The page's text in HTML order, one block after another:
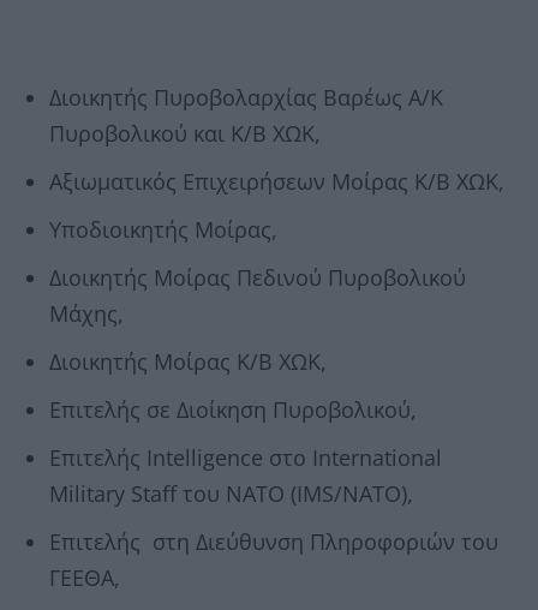
Διοικητής Πυροβολαρχίας Βαρέως Α/Κ
Πυροβολικού και Κ/Β ΧΩΚ,
Αξιωματικός Επιχειρήσεων Μοίρας Κ/Β ΧΩΚ,
Υποδιοικητής Μοίρας,
Διοικητής Μοίρας Πεδινού Πυροβολικού
Μάχης,
Διοικητής Μοίρας Κ/Β ΧΩΚ,
Επιτελής σε Διοίκηση Πυροβολικού,
Επιτελής Intelligence στο International
Military Staff του ΝΑΤΟ (IMS/NATO),
Επιτελής στη Διεύθυνση Πληροφοριών του
ΓΕΕΘΑ,